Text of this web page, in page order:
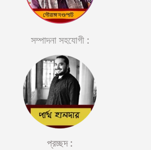
সম্পাদনা সহযোগী :​
প্রচ্ছদ :